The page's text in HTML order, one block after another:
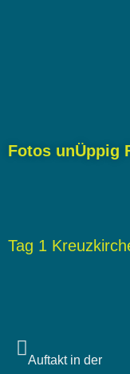
Fotos unÜppig
Tag 1
Auftakt in der